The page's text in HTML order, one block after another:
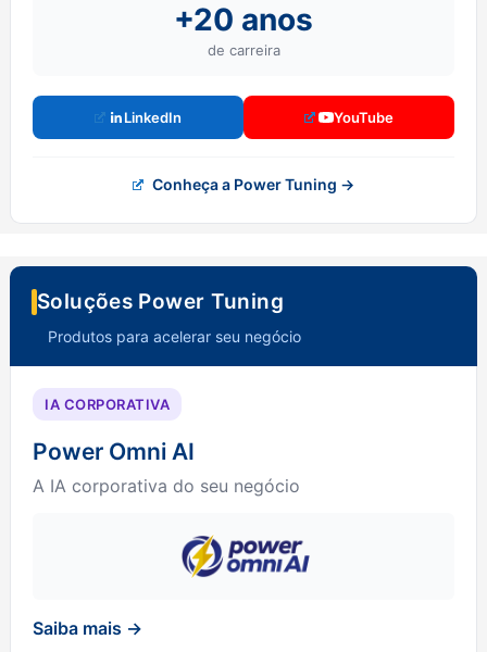
+20 anos
de carreira
LinkedIn YouTube
Conheça a Power Tuning →
Soluções Power Tuning
Produtos para acelerar seu negócio
IA CORPORATIVA
Power Omni AI
A IA corporativa do seu negócio
Saiba mais →